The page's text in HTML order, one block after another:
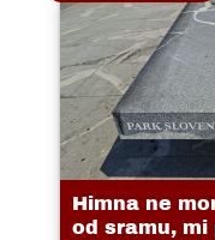
Himna ne
od sramu, mi